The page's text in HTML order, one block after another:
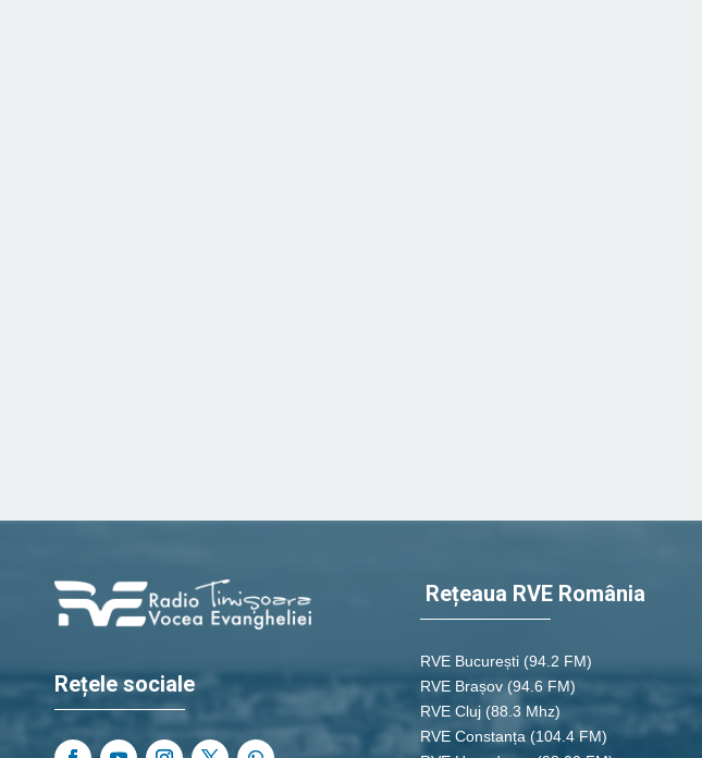
Rețele sociale
Rețeaua RVE România
RVE București (94.2 FM)
RVE Brașov (94.6 FM)
RVE Cluj (88.3 Mhz)
RVE Constanța (104.4 FM)